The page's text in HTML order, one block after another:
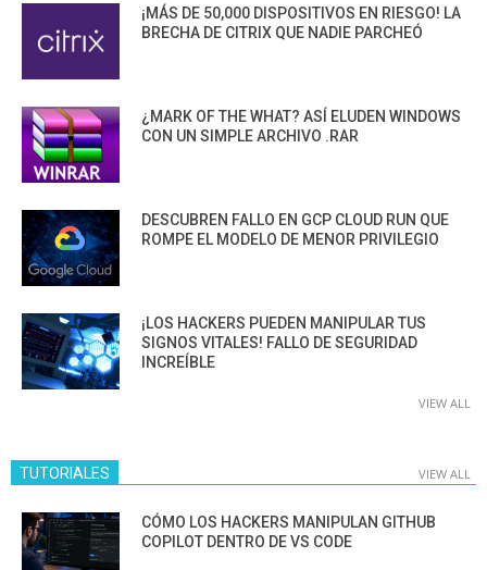
¡MÁS DE 50,000 DISPOSITIVOS EN RIESGO! LA
BRECHA DE CITRIX QUE NADIE PARCHEÓ
¿MARK OF THE WHAT? ASÍ ELUDEN WINDOWS
CON UN SIMPLE ARCHIVO .RAR
DESCUBREN FALLO EN GCP CLOUD RUN QUE
ROMPE EL MODELO DE MENOR PRIVILEGIO
¡LOS HACKERS PUEDEN MANIPULAR TUS
SIGNOS VITALES! FALLO DE SEGURIDAD
INCREÍBLE
VIEW ALL
TUTORIALES VIEW ALL
CÓMO LOS HACKERS MANIPULAN GITHUB
COPILOT DENTRO DE VS CODE